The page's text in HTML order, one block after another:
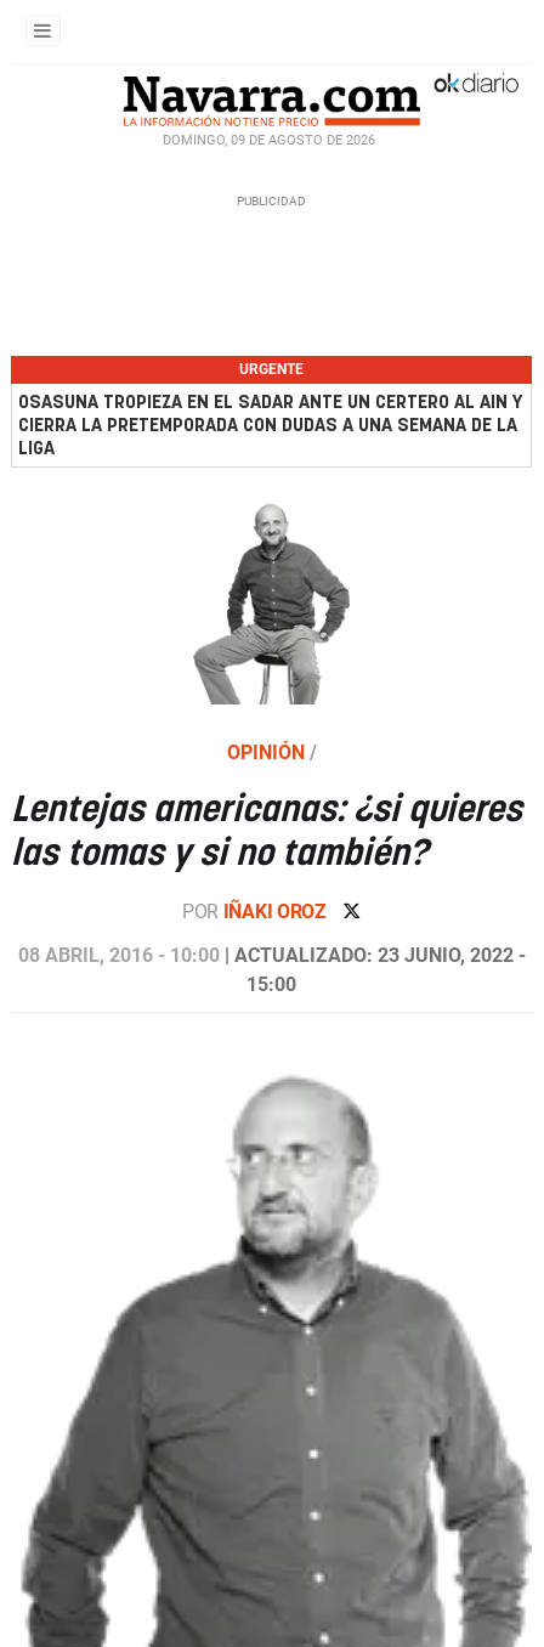
DOMINGO, 09 DE AGOSTO DE 2026
URGENTE
OSASUNA TROPIEZA EN EL SADAR ANTE UN CERTERO AL AIN Y
CIERRA LA PRETEMPORADA CON DUDAS A UNA SEMANA DE LA
LIGA
OPINIÓN /
Lentejas americanas: ¿si quieres
las tomas y si no también?
POR IÑAKI OROZ
08 ABRIL, 2016 - 10:00| ACTUALIZADO: 23 JUNIO, 2022 -
15:00